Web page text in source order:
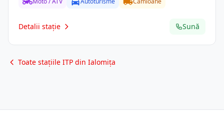
Detalii stație Sună
Toate stațiile ITP din Ialomița